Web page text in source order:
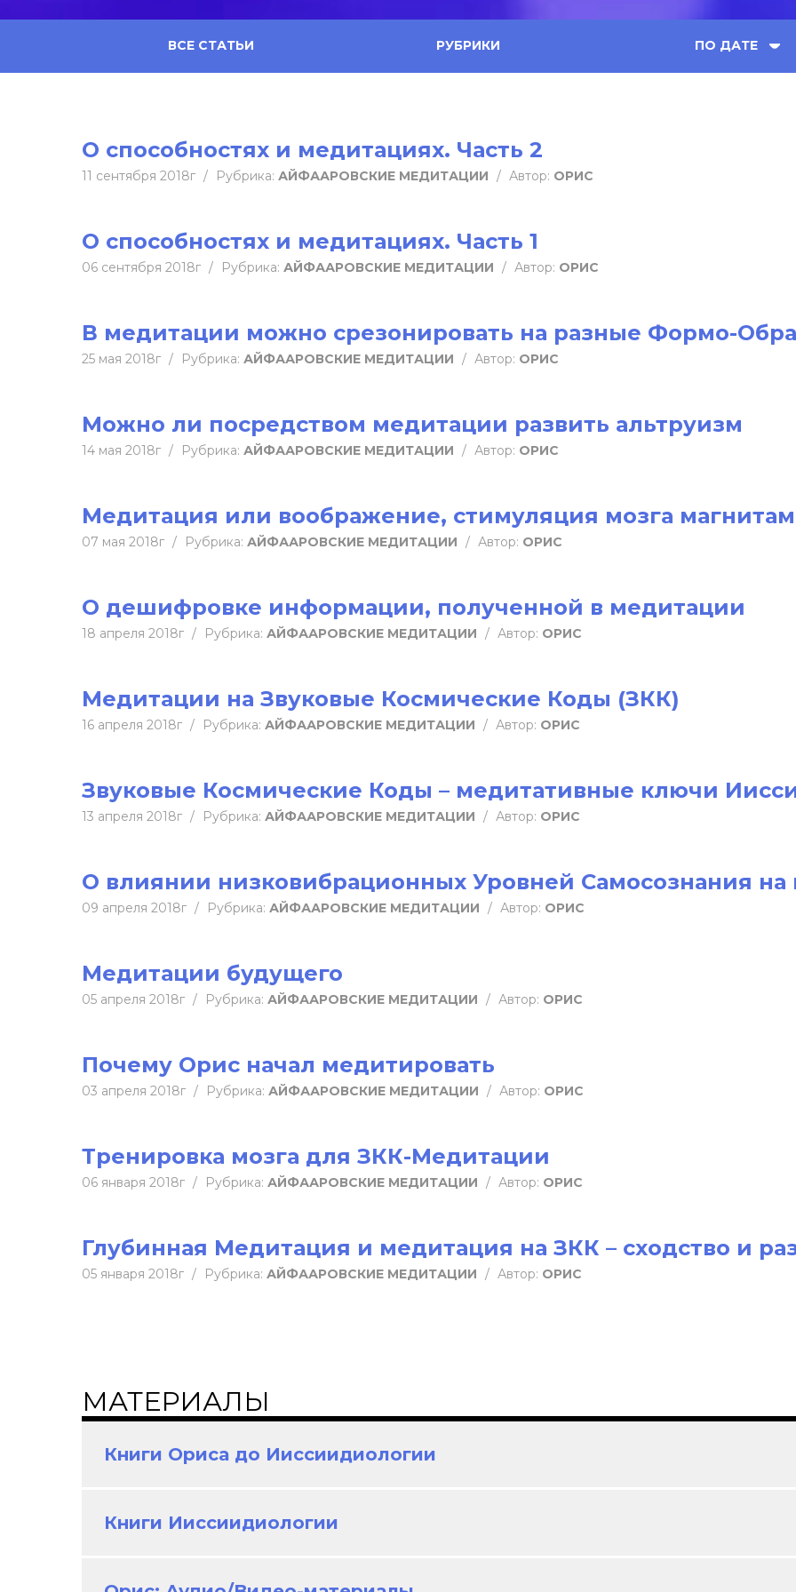
ВСЕ СТАТЬИ РУБРИКИ ПО ДАТЕ
О способностях и медитациях. Часть 2
11 сентября 2018г / Рубрика: АЙФААРОВСКИЕ МЕДИТАЦИИ / Автор: ОРИС
О способностях и медитациях. Часть 1
06 сентября 2018г / Рубрика: АЙФААРОВСКИЕ МЕДИТАЦИИ / Автор: ОРИС
В медитации можно срезонировать на разные Формо-
25 мая 2018г / Рубрика: АЙФААРОВСКИЕ МЕДИТАЦИИ / Автор: ОРИС
Можно ли посредством медитации развить альтруизм
14 мая 2018г / Рубрика: АЙФААРОВСКИЕ МЕДИТАЦИИ / Автор: ОРИС
Медитация или воображение, стимуляция мозга
07 мая 2018г / Рубрика: АЙФААРОВСКИЕ МЕДИТАЦИИ / Автор: ОРИС
О дешифровке информации, полученной в медитации
18 апреля 2018г / Рубрика: АЙФААРОВСКИЕ МЕДИТАЦИИ / Автор: ОРИС
Медитации на Звуковые Космические Коды (ЗКК)
16 апреля 2018г / Рубрика: АЙФААРОВСКИЕ МЕДИТАЦИИ / Автор: ОРИС
Звуковые Космические Коды – медитативные ключи
13 апреля 2018г / Рубрика: АЙФААРОВСКИЕ МЕДИТАЦИИ / Автор: ОРИС
О влиянии низковибрационных Уровней Самосознания
09 апреля 2018г / Рубрика: АЙФААРОВСКИЕ МЕДИТАЦИИ / Автор: ОРИС
Медитации будущего
05 апреля 2018г / Рубрика: АЙФААРОВСКИЕ МЕДИТАЦИИ / Автор: ОРИС
Почему Орис начал медитировать
03 апреля 2018г / Рубрика: АЙФААРОВСКИЕ МЕДИТАЦИИ / Автор: ОРИС
Тренировка мозга для ЗКК-Медитации
06 января 2018г / Рубрика: АЙФААРОВСКИЕ МЕДИТАЦИИ / Автор: ОРИС
Глубинная Медитация и медитация на ЗКК – сходство и
05 января 2018г / Рубрика: АЙФААРОВСКИЕ МЕДИТАЦИИ / Автор: ОРИС
МАТЕРИАЛЫ
Книги Ориса до Ииссиидиологии
Книги Ииссиидиологии